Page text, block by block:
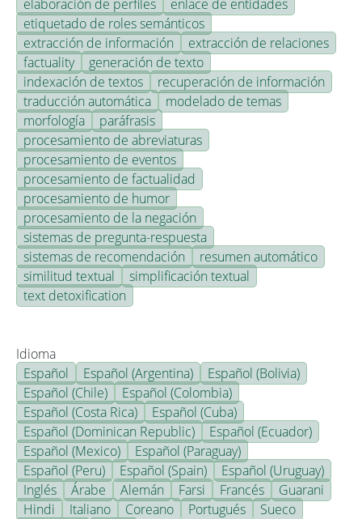
elaboración de perfiles
enlace de entidades
etiquetado de roles semánticos
extracción de información
extracción de relaciones
factuality
generación de texto
indexación de textos
recuperación de información
traducción automática
modelado de temas
morfología
paráfrasis
procesamiento de abreviaturas
procesamiento de eventos
procesamiento de factualidad
procesamiento de humor
procesamiento de la negación
sistemas de pregunta-respuesta
sistemas de recomendación
resumen automático
similitud textual
simplificación textual
text detoxification
Idioma
Español
Español (Argentina)
Español (Bolivia)
Español (Chile)
Español (Colombia)
Español (Costa Rica)
Español (Cuba)
Español (Dominican Republic)
Español (Ecuador)
Español (Mexico)
Español (Paraguay)
Español (Peru)
Español (Spain)
Español (Uruguay)
Inglés
Árabe Alemán Farsi Francés
Guarani
Hindi
Italiano Coreano Portugués
Sueco